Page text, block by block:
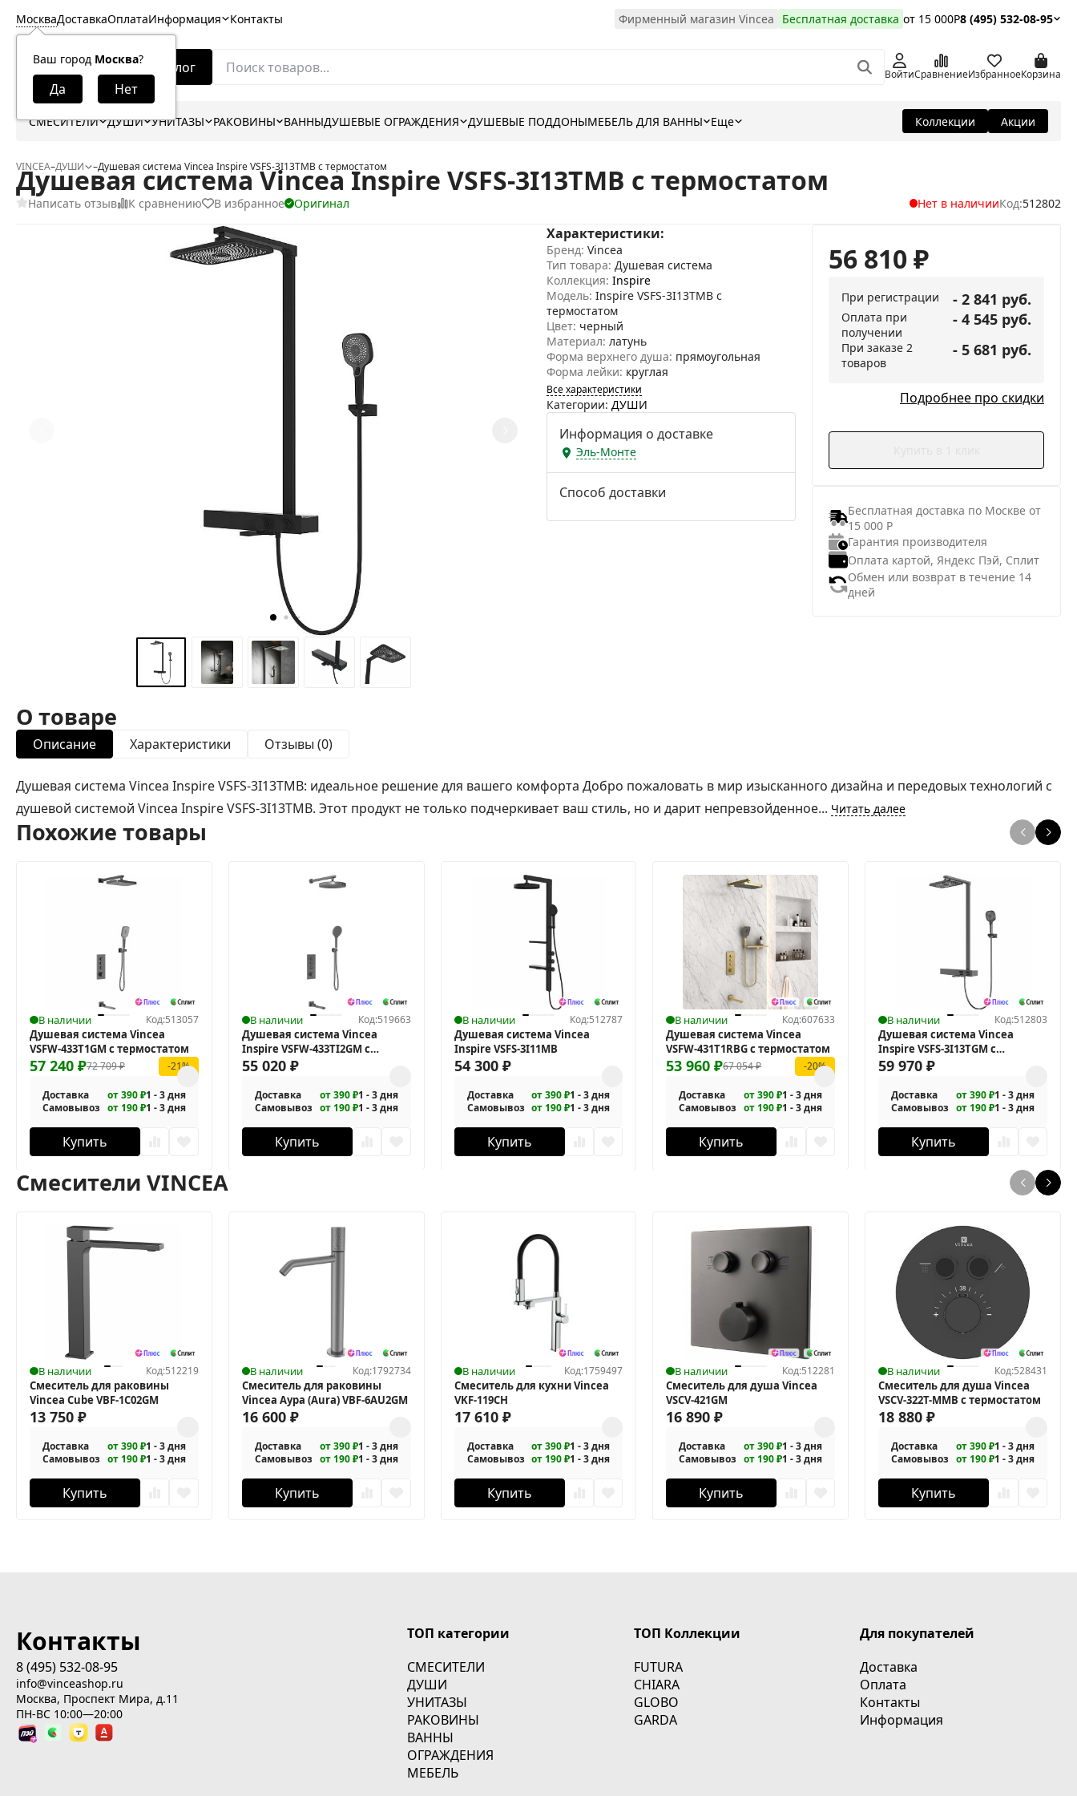
Москва
Ваш город Москва?
ДоставкаОплатаИнформация Контакты Фирменный магазин Vincea Бесплатная доставка от 15 000Р8 (495) 532-08-95
Каталог ВойтиСравнениеИзбранноеКорзина
СМЕСИТЕЛИ ДУШИ УНИТАЗЫ РАКОВИНЫ ВАННЫДУШЕВЫЕ ОГРАЖДЕНИЯ ДУШЕВЫЕ ПОДДОНЫМЕБЕЛЬ ДЛЯ ВАННЫ Еще Коллекции Акции
VINCEA–ДУШИ –Душевая система Vincea Inspire VSFS-3I13TMB с термостатом
Душевая система Vincea Inspire VSFS-3I13TMB с термостатом
Написать отзыв К сравнению В избранное Оригинал Нет в наличииКод:512802
Характеристики:
Бренд: Vincea
Тип товара: Душевая система
Коллекция: Inspire
Модель: Inspire VSFS-3I13TMB с
термостатом
Цвет: черный
Материал: латунь
Форма верхнего душа: прямоугольная
Форма лейки: круглая
Все характеристики
Категории: ДУШИ
Информация о доставке
Эль-Монте
Способ доставки
56 810₽
При регистрации - 2 841 руб.
Оплата при
получении
- 4 545 руб.
При заказе 2
товаров
- 5 681 руб.
Подробнее про скидки
Бесплатная доставка по Москве от
15 000 Р
Гарантия производителя
Оплата картой, Яндекс Пэй, Сплит
Обмен или возврат в течение 14
дней
О товаре
Описание Характеристики Отзывы (0)
Душевая система Vincea Inspire VSFS-3I13TMB: идеальное решение для вашего комфорта Добро пожаловать в мир изысканного дизайна и передовых технологий с
душевой системой Vincea Inspire VSFS-3I13TMB. Этот продукт не только подчеркивает ваш стиль, но и дарит непревзойденное... Читать далее
Похожие товары
В наличии Код:513057
Душевая система Vincea
VSFW-433T1GM с термостатом
72 709₽
57 240 ₽ -21%
Доставка от 390 ₽1 - 3 дня
Самовывоз от 190 ₽1 - 3 дня
Купить
В наличии Код:519663
Душевая система Vincea
Inspire VSFW-433TI2GM с
термостатом
55 020 ₽
Доставка от 390 ₽1 - 3 дня
Самовывоз от 190 ₽1 - 3 дня
Купить
В наличии Код:512787
Душевая система Vincea
Inspire VSFS-3I11MB
54 300 ₽
Доставка от 390 ₽1 - 3 дня
Самовывоз от 190 ₽1 - 3 дня
Купить
В наличии Код:607633
Душевая система Vincea
VSFW-431T1RBG с термостатом
67 054₽
53 960₽ -20%
Доставка от 390 ₽1 - 3 дня
Самовывоз от 190 ₽1 - 3 дня
Купить
В наличии Код:512803
Душевая система Vincea
Inspire VSFS-3I13TGM с
термостатом
59 970₽
Доставка от 390 ₽1 - 3 дня
Самовывоз от 190 ₽1 - 3 дня
Купить
Смесители VINCEA
В наличии Код:512219
Смеситель для раковины
Vincea Cube VBF-1C02GM
13 750 ₽
Доставка от 390 ₽1 - 3 дня
Самовывоз от 190 ₽1 - 3 дня
Купить
В наличии Код:1792734
Смеситель для раковины
Vincea Аура (Aura) VBF-6AU2GM
16 600 ₽
Доставка от 390 ₽1 - 3 дня
Самовывоз от 190 ₽1 - 3 дня
Купить
В наличии Код:1759497
Смеситель для кухни Vincea
VKF-119CH
17 610 ₽
Доставка от 390 ₽1 - 3 дня
Самовывоз от 190 ₽1 - 3 дня
Купить
В наличии Код:512281
Смеситель для душа Vincea
VSCV-421GM
16 890₽
Доставка от 390 ₽1 - 3 дня
Самовывоз от 190 ₽1 - 3 дня
Купить
В наличии Код:528431
Смеситель для душа Vincea
VSCV-322T-MMB с термостатом
18 880₽
Доставка от 390 ₽1 - 3 дня
Самовывоз от 190 ₽1 - 3 дня
Купить
Контакты
8 (495) 532-08-95
info@vinceashop.ru
Москва, Проспект Мира, д.11
ПН-ВС 10:00—20:00
ТОП категории
СМЕСИТЕЛИ
ДУШИ
УНИТАЗЫ
РАКОВИНЫ
ВАННЫ
ОГРАЖДЕНИЯ
МЕБЕЛЬ
ТОП Коллекции
FUTURA
CHIARA
GLOBO
GARDA
Для покупателей
Доставка
Оплата
Контакты
Информация